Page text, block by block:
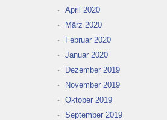
April 2020
März 2020
Februar 2020
Januar 2020
Dezember 2019
November 2019
Oktober 2019
September 2019